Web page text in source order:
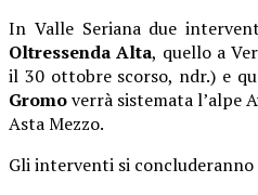
In Valle Seriana due
Oltressenda Alta, quello a
il 30 ottobre scorso, ndr.) e
Gromoverrà sistemata l’alpe
Asta Mezzo.
Gli interventi si